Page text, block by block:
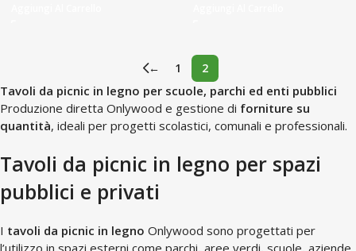
← 1 2
Tavoli da picnic in legno per scuole, parchi ed enti pubblici
Produzione diretta Onlywood e gestione di forniture su
quantità, ideali per progetti scolastici, comunali e professionali.
Tavoli da picnic in legno per spazi
pubblici e privati
I tavoli da picnic in legno Onlywood sono progettati per
l’utilizzo in spazi esterni come parchi, aree verdi, scuole, aziende